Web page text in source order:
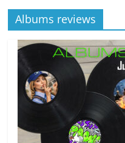
Albums reviews